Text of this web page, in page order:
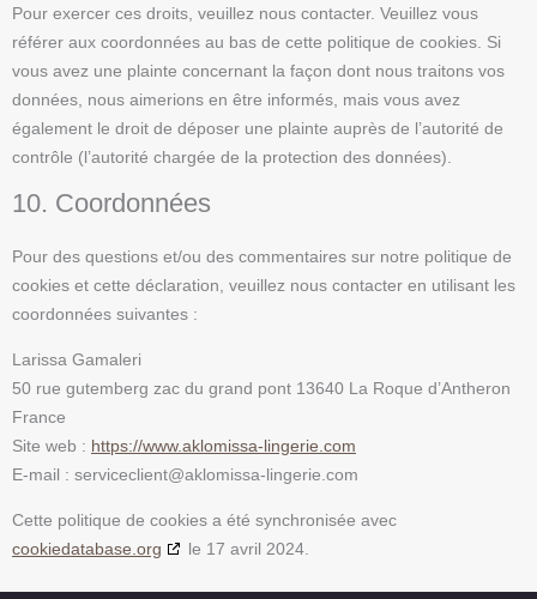
Pour exercer ces droits, veuillez nous contacter. Veuillez vous
référer aux coordonnées au bas de cette politique de cookies. Si
vous avez une plainte concernant la façon dont nous traitons vos
données, nous aimerions en être informés, mais vous avez
également le droit de déposer une plainte auprès de l’autorité de
contrôle (l’autorité chargée de la protection des données).
10. Coordonnées
Pour des questions et/ou des commentaires sur notre politique de
cookies et cette déclaration, veuillez nous contacter en utilisant les
coordonnées suivantes :
Larissa Gamaleri
50 rue gutemberg zac du grand pont 13640 La Roque d’Antheron
France
Site web : https://www.aklomissa-lingerie.com
E-mail : serviceclient@aklomissa-lingerie.com
Cette politique de cookies a été synchronisée avec
cookiedatabase.org
le 17 avril 2024.